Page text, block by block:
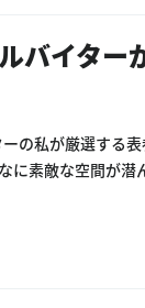
バイター
の私が厳選する表
に素敵な空間が潜ん